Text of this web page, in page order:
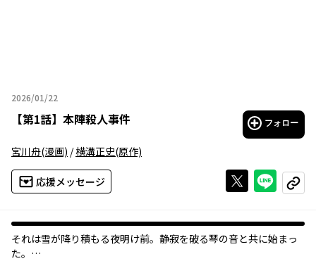
2026/01/22
2026年01月22日
【第1話】 本陣殺人事件 フォロー
宮川舟(漫画) /横溝正史(原作)
応援メッセージ Xで投稿する
ライン
コピー
それは雪が降り積もる夜明け前。静寂を破る琴の音と共に始まっ
た――。